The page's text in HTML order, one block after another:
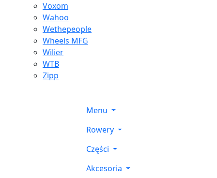
Voxom
Wahoo
Wethepeople
Wheels MFG
Wilier
WTB
Zipp
Menu
Rowery
Części
Akcesoria